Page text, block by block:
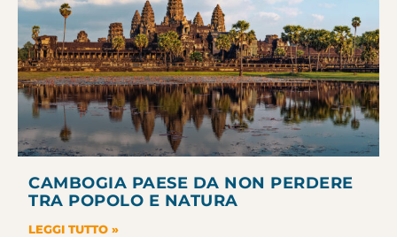
CAMBOGIA PAESE DA NON PERDERE
TRA POPOLO E NATURA
LEGGI TUTTO »